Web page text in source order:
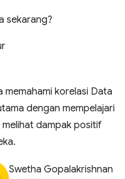
sekarang?
memahami korelasi Data
dengan mempelajari
dampak positif
Swetha Gopalakrishnan